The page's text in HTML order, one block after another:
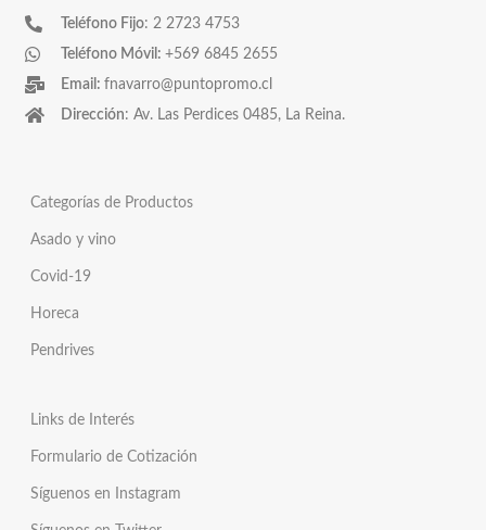
Teléfono Fijo: 2 2723 4753
Teléfono Móvil: +569 6845 2655
Email: fnavarro@puntopromo.cl
Dirección: Av. Las Perdices 0485, La Reina.
Categorías de Productos
Asado y vino
Covid-19
Horeca
Pendrives
Links de Interés
Formulario de Cotización
Síguenos en Instagram